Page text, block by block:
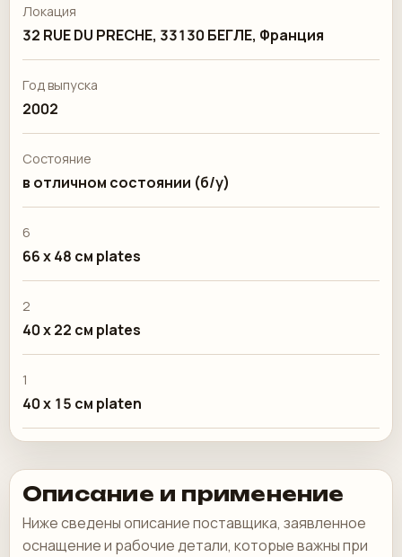
Локация
32 RUE DU PRECHE, 33130 БЕГЛЕ, Франция
Год выпуска
2002
Состояние
в отличном состоянии (б/у)
6
66 x 48 см plates
2
40 x 22 см plates
1
40 x 15 см platen
Описание и применение
Ниже сведены описание поставщика, заявленное
оснащение и рабочие детали, которые важны при